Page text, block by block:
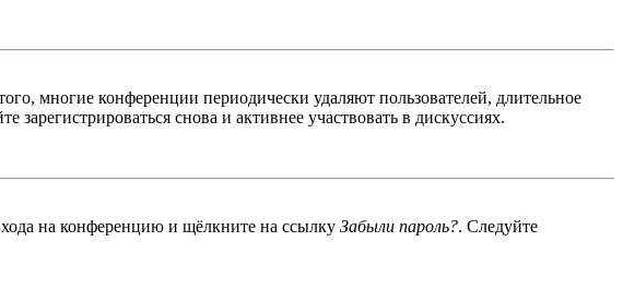
многие конференции периодически удаляют пользователей, длительное
снова и активнее участвовать в дискуссиях.
на конференцию и щёлкните на ссылку Забыли пароль?. Следуйте